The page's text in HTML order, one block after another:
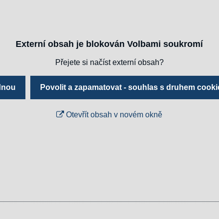
Externí obsah je blokován Volbami soukromí
Přejete si načíst externí obsah?
Povolit a zapamatovat - souhlas s druhem
Otevřít obsah v novém okně